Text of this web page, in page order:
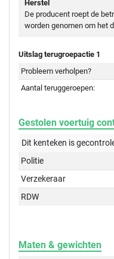
Herstel
De producent roept de
worden genomen om het
Uitslag terugroepactie 1
Probleem verholpen?
Aantal teruggeroepen:
Gestolen voertuig
Dit kenteken is
Politie
Verzekeraar
RDW
Maten & gewichten